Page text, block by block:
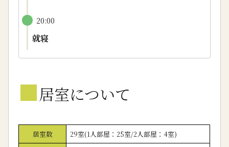
20:00
就寝
■居室について
居室数
29室(1人部屋：25室/2人部屋：4室)